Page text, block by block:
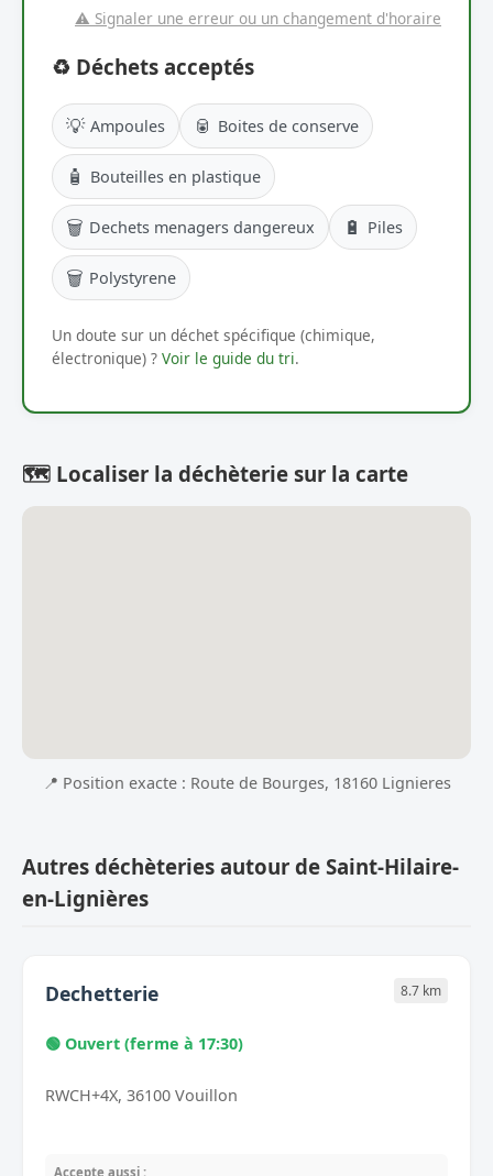
⚠️ Signaler une erreur ou un changement d'horaire
♻️ Déchets acceptés
💡 Ampoules 🥫 Boites de conserve
🧴 Bouteilles en plastique
🗑️ Dechets menagers dangereux 🔋 Piles
🗑️ Polystyrene
Un doute sur un déchet spécifique (chimique,
électronique) ? Voir le guide du tri.
🗺️ Localiser la déchèterie sur la carte
📍 Position exacte : Route de Bourges, 18160 Lignieres
Autres déchèteries autour de Saint-Hilaire-
en-Lignières
Dechetterie 8.7 km
🟢 Ouvert (ferme à 17:30)
RWCH+4X, 36100 Vouillon
Accepte aussi :